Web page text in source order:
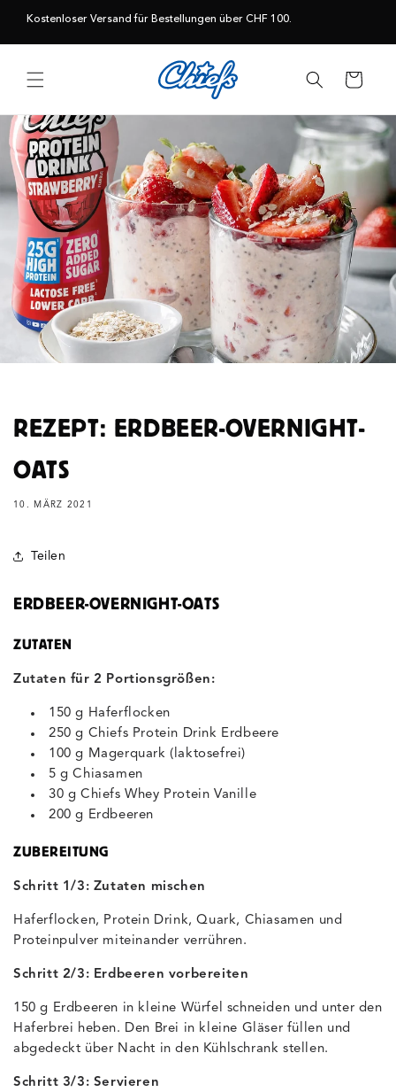
zum
Kostenloser Versand für Bestellungen über CHF 100.
Warenkorb
REZEPT: ERDBEER-OVERNIGHT-
OATS
10. MÄRZ 2021
Teilen
ERDBEER-OVERNIGHT-OATS
ZUTATEN
Zutaten für 2 Portionsgrößen:
150 g Haferflocken
250 g Chiefs Protein Drink Erdbeere
100 g Magerquark (laktosefrei)
5 g Chiasamen
30 g Chiefs Whey Protein Vanille
200 g Erdbeeren
ZUBEREITUNG
Schritt 1/3: Zutaten mischen
Haferflocken, Protein Drink, Quark, Chiasamen und
Proteinpulver miteinander verrühren.
Schritt 2/3: Erdbeeren vorbereiten
150 g Erdbeeren in kleine Würfel schneiden und unter den
Haferbrei heben. Den Brei in kleine Gläser füllen und
abgedeckt über Nacht in den Kühlschrank stellen.
Schritt 3/3: Servieren